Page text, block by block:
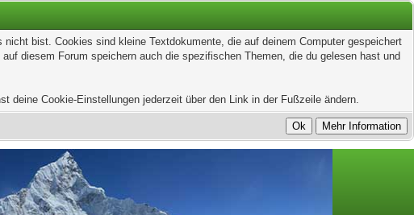
bist. Cookies sind kleine Textdokumente, die auf deinem Computer gespeichert
diesem Forum speichern auch die spezifischen Themen, die du gelesen hast und
deine Cookie-Einstellungen jederzeit über den Link in der Fußzeile ändern.